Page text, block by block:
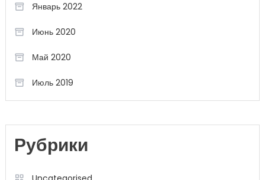
Январь 2022
Июнь 2020
Май 2020
Июль 2019
Рубрики